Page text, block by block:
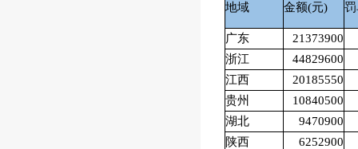
地域 金额(元)
广东
21373900
浙江
44829600
江西
20185550
贵州
10840500
湖北
9470900
陕西
6252900